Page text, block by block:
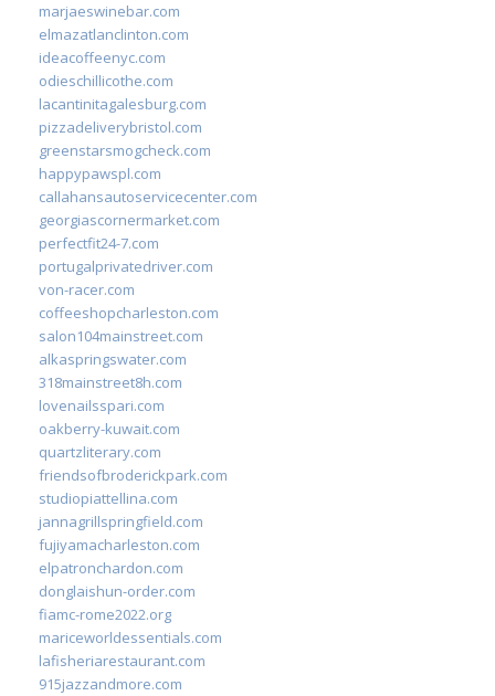
marjaeswinebar.com
elmazatlanclinton.com
ideacoffeenyc.com
odieschillicothe.com
lacantinitagalesburg.com
pizzadeliverybristol.com
greenstarsmogcheck.com
happypawspl.com
callahansautoservicecenter.com
georgiascornermarket.com
perfectfit24-7.com
portugalprivatedriver.com
von-racer.com
coffeeshopcharleston.com
salon104mainstreet.com
alkaspringswater.com
318mainstreet8h.com
lovenailsspari.com
oakberry-kuwait.com
quartzliterary.com
friendsofbroderickpark.com
studiopiattellina.com
jannagrillspringfield.com
fujiyamacharleston.com
elpatronchardon.com
donglaishun-order.com
fiamc-rome2022.org
mariceworldessentials.com
lafisheriarestaurant.com
915jazzandmore.com